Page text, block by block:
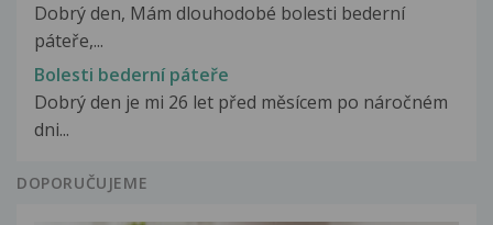
Dobrý den, Mám dlouhodobé bolesti bederní
páteře,...
Bolesti bederní páteře
Dobrý den je mi 26 let před měsícem po náročném
dni...
DOPORUČUJEME